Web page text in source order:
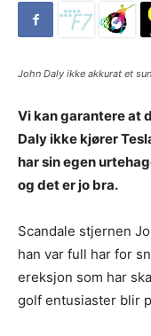
John Daly ikke akkurat et
Vi kan garantere at
Daly ikke kjører
har sin egen
og det er jo bra.
Scandale stjernen
han var full har for
ereksjon som har
golf entusiaster blir